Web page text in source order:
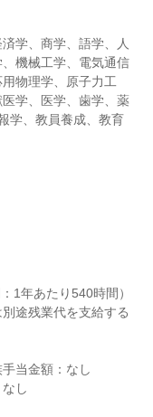
学、商学、語学、人
機械工学、電気通信
物理学、原子力工
学、医学、歯学、薬
学、教員養成、教育
1年あたり540時間）
途残業代を支給する
当金額：なし
し